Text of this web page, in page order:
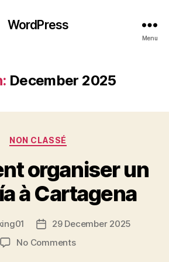
WordPress
Menu
December 2025
Categories
NON CLASSÉ
organiser un
à Cartagena
Post29 December 2025
No Commentson